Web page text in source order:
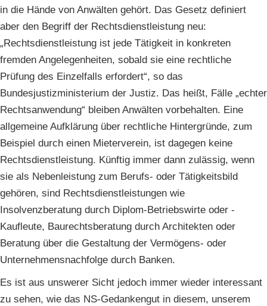
in die Hände von Anwälten gehört. Das Gesetz definiert
aber den Begriff der Rechtsdienstleistung neu:
„Rechtsdienstleistung ist jede Tätigkeit in konkreten
fremden Angelegenheiten, sobald sie eine rechtliche
Prüfung des Einzelfalls erfordert“, so das
Bundesjustizministerium der Justiz. Das heißt, Fälle „echter
Rechtsanwendung“ bleiben Anwälten vorbehalten. Eine
allgemeine Aufklärung über rechtliche Hintergründe, zum
Beispiel durch einen Mieterverein, ist dagegen keine
Rechtsdienstleistung. Künftig immer dann zulässig, wenn
sie als Nebenleistung zum Berufs- oder Tätigkeitsbild
gehören, sind Rechtsdienstleistungen wie
Insolvenzberatung durch Diplom-Betriebswirte oder -
Kaufleute, Baurechtsberatung durch Architekten oder
Beratung über die Gestaltung der Vermögens- oder
Unternehmensnachfolge durch Banken.
Es ist aus unswerer Sicht jedoch immer wieder interessant
zu sehen, wie das NS-Gedankengut in diesem, unserem